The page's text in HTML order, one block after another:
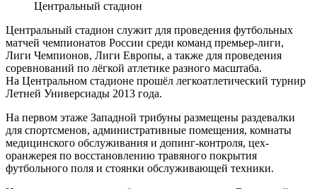
Центральный стадион
Центральный стадион служит для проведения футбольных
матчей чемпионатов России среди команд премьер-лиги,
Лиги Чемпионов, Лиги Европы, а также для проведения
соревнований по лёгкой атлетике разного масштаба.
На Центральном стадионе прошёл легкоатлетический турнир
Летней Универсиады 2013 года.
На первом этаже Западной трибуны размещены раздевалки
для спортсменов, административные помещения, комнаты
медицинского обслуживания и допинг-контроля, цех-
оранжерея по восстановлению травяного покрытия
футбольного поля и стоянки обслуживающей техники.